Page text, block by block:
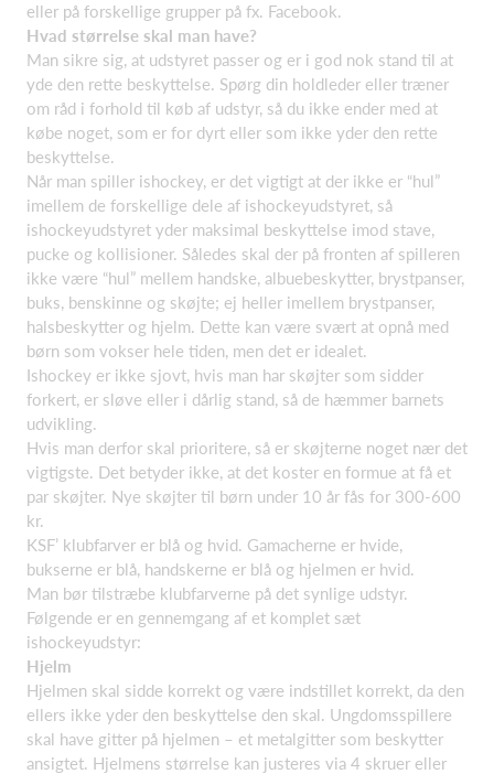
eller på forskellige grupper på fx. Facebook.
Hvad størrelse skal man have?
Man sikre sig, at udstyret passer og er i god nok stand til at
yde den rette beskyttelse. Spørg din holdleder eller træner
om råd i forhold til køb af udstyr, så du ikke ender med at
købe noget, som er for dyrt eller som ikke yder den rette
beskyttelse.
Når man spiller ishockey, er det vigtigt at der ikke er “hul”
imellem de forskellige dele af ishockeyudstyret, så
ishockeyudstyret yder maksimal beskyttelse imod stave,
pucke og kollisioner. Således skal der på fronten af spilleren
ikke være “hul” mellem handske, albuebeskytter, brystpanser,
buks, benskinne og skøjte; ej heller imellem brystpanser,
halsbeskytter og hjelm. Dette kan være svært at opnå med
børn som vokser hele tiden, men det er idealet.
Ishockey er ikke sjovt, hvis man har skøjter som sidder
forkert, er sløve eller i dårlig stand, så de hæmmer barnets
udvikling.
Hvis man derfor skal prioritere, så er skøjterne noget nær det
vigtigste. Det betyder ikke, at det koster en formue at få et
par skøjter. Nye skøjter til børn under 10 år fås for 300-600
kr.
KSF’ klubfarver er blå og hvid. Gamacherne er hvide,
bukserne er blå, handskerne er blå og hjelmen er hvid.
Man bør tilstræbe klubfarverne på det synlige udstyr.
Følgende er en gennemgang af et komplet sæt
ishockeyudstyr:
Hjelm
Hjelmen skal sidde korrekt og være indstillet korrekt, da den
ellers ikke yder den beskyttelse den skal. Ungdomsspillere
skal have gitter på hjelmen – et metalgitter som beskytter
ansigtet. Hjelmens størrelse kan justeres via 4 skruer eller